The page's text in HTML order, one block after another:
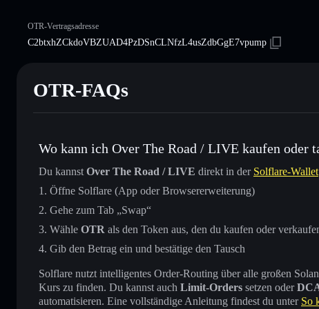
OTR-Vertragsadresse
C2btxhZCkdoVBZUAD4PzDSnCLNfzL4usZdbGgE7vpump
OTR-FAQs
Wo kann ich Over The Road / LIVE kaufen oder
Du kannst Over The Road / LIVE direkt in der Solflare-Wallet
Öffne Solflare (App oder Browsererweiterung)
Gehe zum Tab „Swap“
Wähle OTR als den Token aus, den du kaufen oder
Gib den Betrag ein und bestätige den Tausch
Solflare nutzt intelligentes Order-Routing über alle großen
Kurs zu finden. Du kannst auch Limit-Orders setzen oder
automatisieren. Eine vollständige Anleitung findest du unter So